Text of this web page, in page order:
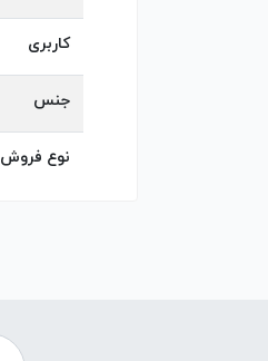
کاربری
جنس
نوع فروش